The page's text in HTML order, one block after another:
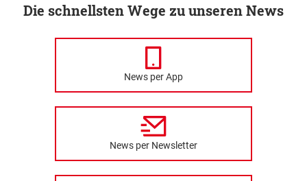
Die schnellsten Wege zu unseren News
News per App
News per Newsletter